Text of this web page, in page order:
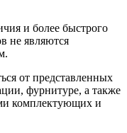
и более быстрого
не являются
от представленных
фурнитуре, а также
комплектующих и